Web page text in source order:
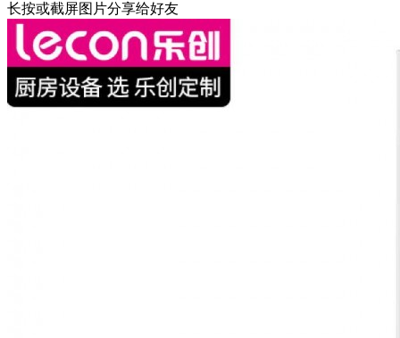
长按或截屏图片分享给好友